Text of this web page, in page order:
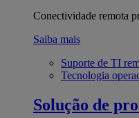
Conectividade remota
Saiba mais
Suporte de TI
Tecnologia
Solução de